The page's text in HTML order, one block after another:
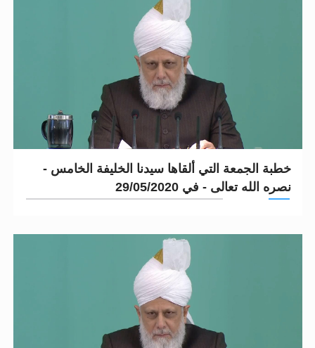
خطبة الجمعة التي ألقاها سيدنا الخليفة الخامس -
نصره الله تعالى - في 29/05/2020